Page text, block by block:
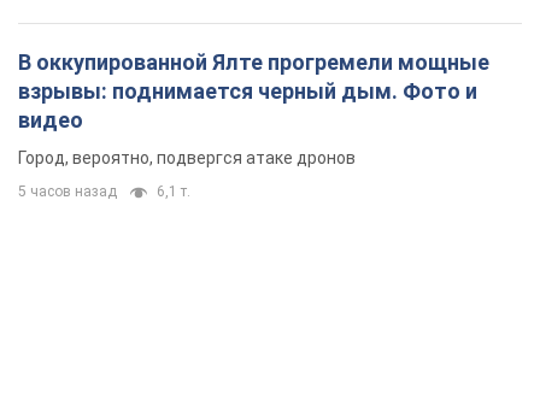
В оккупированной Ялте прогремели мощные
взрывы: поднимается черный дым. Фото и
видео
Город, вероятно, подвергся атаке дронов
5 часов назад 6,1 т.